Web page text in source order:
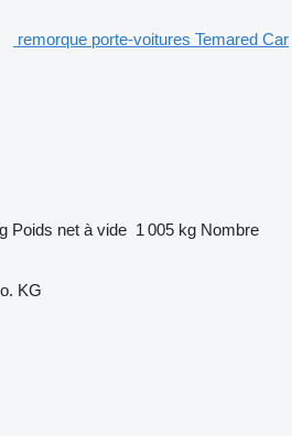
remorque porte-voitures Temared Car
Poids net à vide 1 005 kg Nombre
KG